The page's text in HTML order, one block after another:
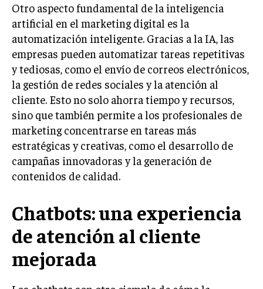
ECONOMÍA EMPRESARIAL
INTERNACIONAL
NEGOCIOS INTERNACIONALES
COMERCIO INTERNACIONAL
EXPANSIÓN GLOBAL
IMPORTACIÓN Y EXPORTACIÓN
ALIANZAS ESTRATÉGICAS
TECNOLOGIA
GESTIÓN DE LA INNOVACIÓN TECNOLÓGICA
TRANSFORMACIÓN DIGITAL
ANALÍTICA EMPRESARIAL Y BUSINESS
INTELLIGENCE
Otro aspecto fundamental de la inteligencia
artificial en el marketing digital es la
automatización inteligente. Gracias a la IA, las
empresas pueden automatizar tareas repetitivas
y tediosas, como el envío de correos electrónicos,
la gestión de redes sociales y la atención al
cliente. Esto no solo ahorra tiempo y recursos,
sino que también permite a los profesionales de
marketing concentrarse en tareas más
estratégicas y creativas, como el desarrollo de
campañas innovadoras y la generación de
contenidos de calidad.
Chatbots: una experiencia
de atención al cliente
mejorada